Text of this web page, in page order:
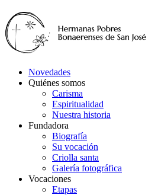
Novedades
Quiénes somos
Carisma
Espiritualidad
Nuestra historia
Fundadora
Biografía
Su vocación
Criolla santa
Galería fotográfica
Vocaciones
Etapas